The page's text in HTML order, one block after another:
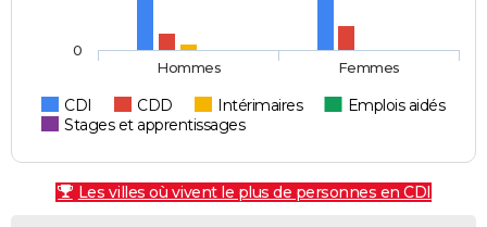
CDI CDD Intérimaires
Emplois aidés
Stages et apprentissages
Hommes Femmes
0
Les villes où vivent le plus de personnes en CDI